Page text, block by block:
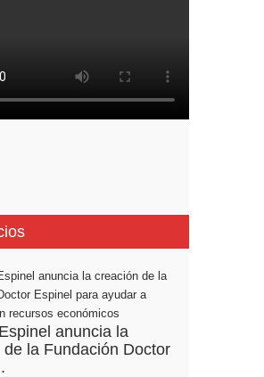
anuncia la
de la Fundación Doctor